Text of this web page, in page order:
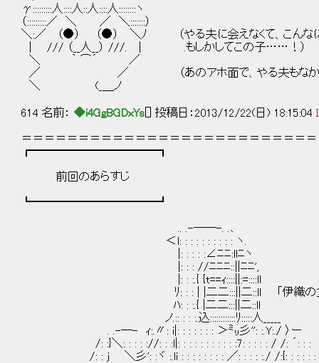
γ:::::::::人::::人::人::::人::::::::ヽ
（:::::::::／ ＼ ／ ＼:::::::）
＼:／ （●） （●） ＼ﾉ （やる夫に会えなくて、こんなに
| /// （__人__） ///. | .もしかしてこの子……！）
＼ ｀ ⌒´ ／
／ ／ （あのアホ面で、やる夫もなかなか
＼ (_＿ノ
614 名前： ◆i4GgBGDxYs [] 投稿日：2013/12/22(日) 18:15:04
＝＝＝＝＝＝＝＝＝＝＝＝＝＝＝＝＝＝＝＝＝＝＝＝＝
┏━━━━━━━━━━━┓
前回のあらすじ
┗━━━━━━━━━━━┛
.. .-──-. .､
＜l: : : : : : : : : : ヽ.
|: : : : :∠ﾆﾆ:llﾆヽ
|: : : //ﾆﾆﾆ::||ﾆﾆ',
|: : :.{ {t==ｨ::::||:=::::ll
ﾘ: : : | |二二:::||二::ll 「伊織の父親の命令で
ﾊ: : :.{ |二二:::||二::ll
ノ.:: : : :.込::::::::::::ﾘ:::::人_____
. .-─- ｨ:.〃: i|: : : : : : : ＞㍉彡'': :.Y:./ 〉ー
/: :}＼: : : : ://: : :l|: : : : : : : : : : :7: : : : : / /: ´: : :
/: : j ＼彡': :ヾ :.li : : : : : : : : ／: : : : :./ /:{: : : :